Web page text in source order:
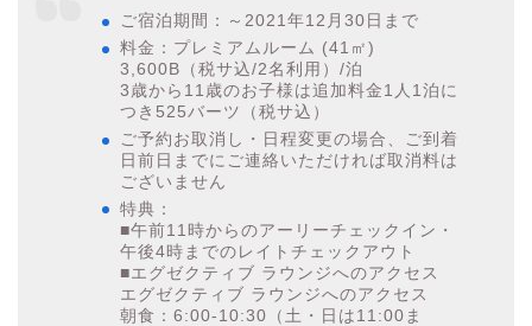
ご宿泊期間：～2021年12月30日まで
料金：プレミアムルーム (41㎡)
3,600B（税サ込/2名利用）/泊
3歳から11歳のお子様は追加料金1人1泊に
つき525バーツ（税サ込）
ご予約お取消し・日程変更の場合、ご到着
日前日までにご連絡いただければ取消料は
ございません
特典：
■午前11時からのアーリーチェックイン・
午後4時までのレイトチェックアウト
■エグゼクティブ ラウンジへのアクセス
エグゼクティブ ラウンジへのアクセス
朝食：6:00-10:30（土・日は11:00ま